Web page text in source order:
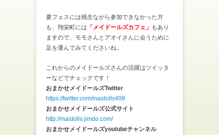
夏フェスには残念ながら参加できなかった方
も、翔栄町には 「メイドールズカフェ」 もあり
ますので、モモさんとアオイさんに会うために
足を運んでみてくださいね。
これからのメイドールズさんの活躍はツイッタ
ーなどでチェックです！
おまかせメイドールズTwitter
https://twitter.com/maidolls409
おまかせメイドールズ公式サイト
http://maidolls.jimdo.com/
おまかせメイドールズyoutubeチャンネル